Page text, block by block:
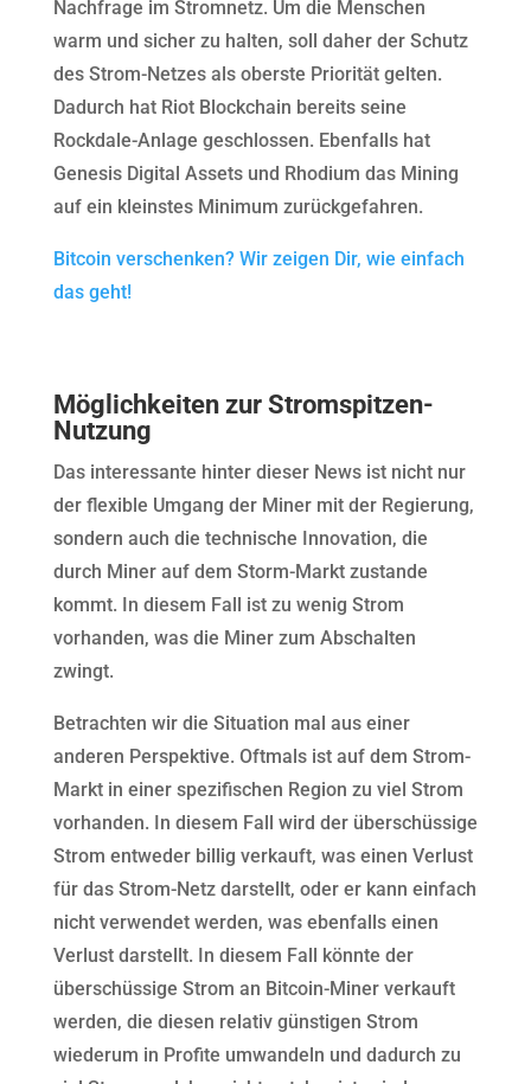
Nachfrage im Stromnetz. Um die Menschen
warm und sicher zu halten, soll daher der Schutz
des Strom-Netzes als oberste Priorität gelten.
Dadurch hat Riot Blockchain bereits seine
Rockdale-Anlage geschlossen. Ebenfalls hat
Genesis Digital Assets und Rhodium das Mining
auf ein kleinstes Minimum zurückgefahren.
Bitcoin verschenken? Wir zeigen Dir, wie einfach
das geht!
Möglichkeiten zur Stromspitzen-
Nutzung
Das interessante hinter dieser News ist nicht nur
der flexible Umgang der Miner mit der Regierung,
sondern auch die technische Innovation, die
durch Miner auf dem Storm-Markt zustande
kommt. In diesem Fall ist zu wenig Strom
vorhanden, was die Miner zum Abschalten
zwingt.
Betrachten wir die Situation mal aus einer
anderen Perspektive. Oftmals ist auf dem Strom-
Markt in einer spezifischen Region zu viel Strom
vorhanden. In diesem Fall wird der überschüssige
Strom entweder billig verkauft, was einen Verlust
für das Strom-Netz darstellt, oder er kann einfach
nicht verwendet werden, was ebenfalls einen
Verlust darstellt. In diesem Fall könnte der
überschüssige Strom an Bitcoin-Miner verkauft
werden, die diesen relativ günstigen Strom
wiederum in Profite umwandeln und dadurch zu